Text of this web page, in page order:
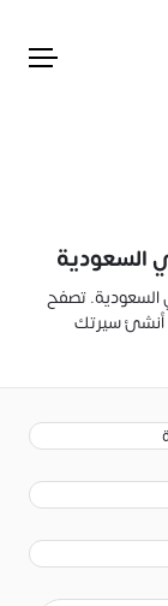
السعودية
في السعودية. تصفح
أنشئ سيرتك